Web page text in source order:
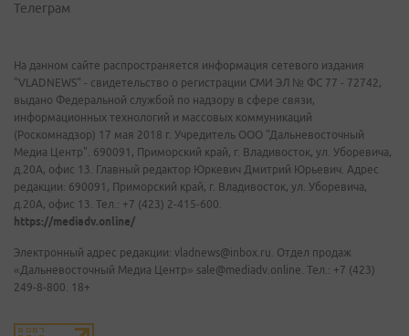
Телеграм
На данном сайте распространяется информация сетевого издания
"VLADNEWS" - свидетельство о регистрации СМИ ЭЛ № ФС 77 - 72742,
выдано Федеральной службой по надзору в сфере связи,
информационных технологий и массовых коммуникаций
(Роскомнадзор) 17 мая 2018 г. Учредитель ООО "Дальневосточный
Медиа Центр". 690091, Приморский край, г. Владивосток, ул. Уборевича,
д.20А, офис 13. Главный редактор Юркевич Дмитрий Юрьевич. Адрес
редакции: 690091, Приморский край, г. Владивосток, ул. Уборевича,
д.20А, офис 13. Тел.: +7 (423) 2-415-600.
https://mediadv.online/
Электронный адрес редакции: vladnews@inbox.ru. Отдел продаж
«Дальневосточный Медиа Центр» sale@mediadv.online. Тел.: +7 (423)
249-8-800. 18+